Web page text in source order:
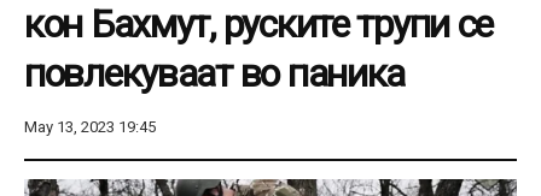
кон Бахмут, руските трупи се
повлекуваат во паника
May 13, 2023 19:45